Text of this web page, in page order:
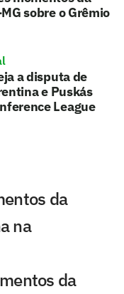
sobre o Grêmio
a disputa de
e Puskás
League
da
na
da